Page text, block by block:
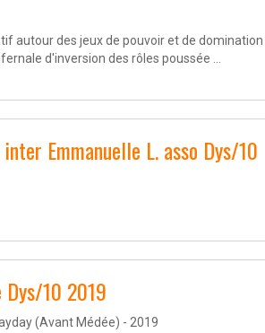
autour des jeux de pouvoir et de
d'inversion des rôles poussée ...
Emmanuelle L. asso Dys/10
Dys/10 2019
(Avant Médée) - 2019